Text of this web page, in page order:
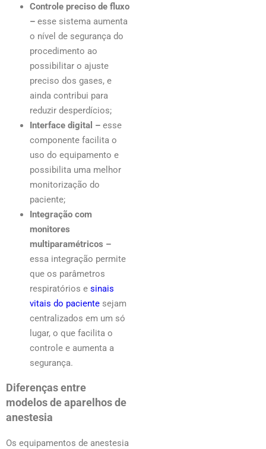
Controle preciso de fluxo
– esse sistema aumenta
o nível de segurança do
procedimento ao
possibilitar o ajuste
preciso dos gases, e
ainda contribui para
reduzir desperdícios;
Interface digital – esse
componente facilita o
uso do equipamento e
possibilita uma melhor
monitorização do
paciente;
Integração com
monitores
multiparamétricos –
essa integração permite
que os parâmetros
respiratórios e sinais
vitais do paciente sejam
centralizados em um só
lugar, o que facilita o
controle e aumenta a
segurança.
Diferenças entre
modelos de aparelhos de
anestesia
Os equipamentos de anestesia